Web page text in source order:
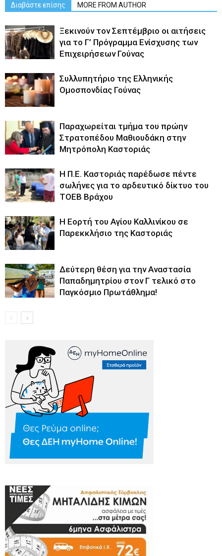
Διαβάστε επίσης MORE FROM AUTHOR
Ξεκινούν τον Σεπτέμβριο οι αιτήσεις
για το Γ’ Πρόγραμμα Ενίσχυσης των
Επιχειρήσεων Γούνας
Συλλυπητήριο της Ελληνικής
Ομοσπονδίας Γούνας
Παραχωρείται τμήμα του πρώην
Στρατοπέδου Μαθιουδάκη στην
Μητρόπολη Καστοριάς
Η Π.Ε. Καστοριάς παρέδωσε πέντε
σωλήνες για το αρδευτικό δίκτυο του
ΤΟΕΒ Βράχου
H Εορτή του Αγίου Καλλινίκου σε
Παρεκκλήσιο της Καστοριάς
Δεύτερη θέση για την Αναστασία
Παπαδημητρίου στον Γ τελικό στο
Παγκόσμιο Πρωτάθλημα!